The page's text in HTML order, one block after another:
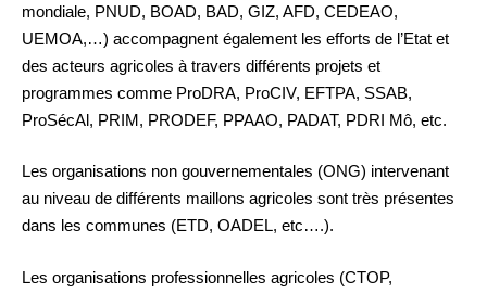
mondiale, PNUD, BOAD, BAD, GIZ, AFD, CEDEAO,
UEMOA,…) accompagnent également les efforts de l’Etat et
des acteurs agricoles à travers différents projets et
programmes comme ProDRA, ProCIV, EFTPA, SSAB,
ProSécAl, PRIM, PRODEF, PPAAO, PADAT, PDRI Mô, etc.
Les organisations non gouvernementales (ONG) intervenant
au niveau de différents maillons agricoles sont très présentes
dans les communes (ETD, OADEL, etc….).
Les organisations professionnelles agricoles (CTOP,